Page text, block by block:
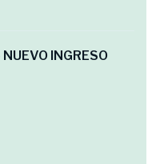
INGRESO